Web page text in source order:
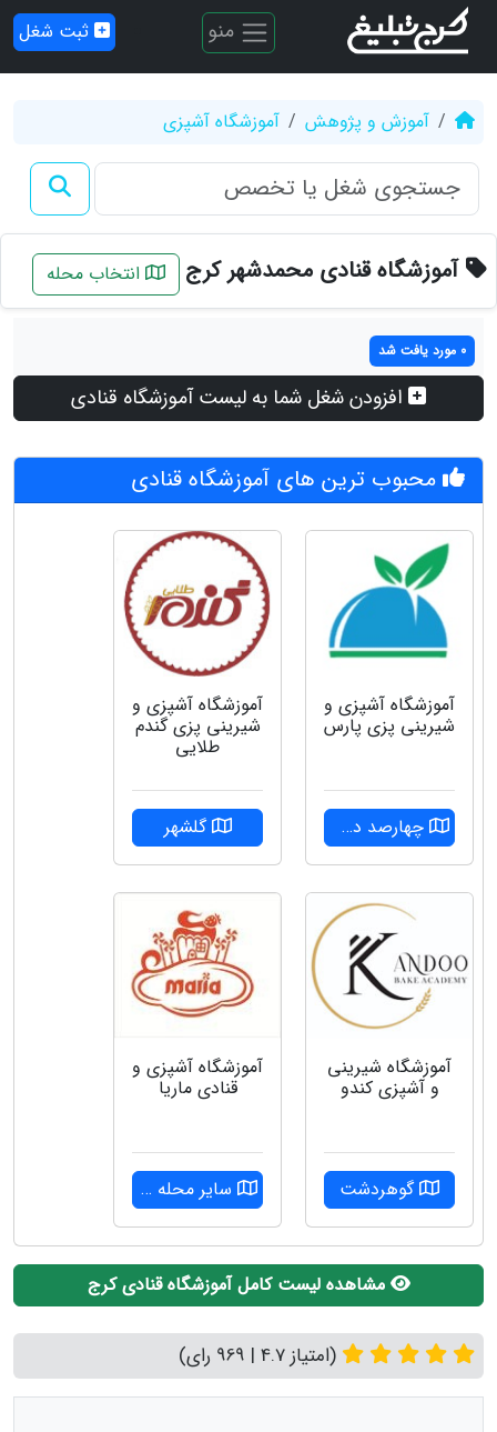
منو ثبت شغل
آموزش و پژوهش آموزشگاه آشپزی
آموزشگاه قنادی محمدشهر کرج انتخاب محله
0 مورد یافت شد
افزودن شغل شما به لیست آموزشگاه قنادی
محبوب ترین های آموزشگاه قنادی
آموزشگاه آشپزی و
شیرینی پزی پارس
چهارصد دستگاه
آموزشگاه آشپزی و
شیرینی پزی گندم
طلایی
گلشهر
آموزشگاه شیرینی
و آشپزی کندو
گوهردشت
آموزشگاه آشپزی و
قنادی ماریا
سایر محله ها
مشاهده لیست کامل آموزشگاه قنادی کرج
(امتیاز 4.7 | 969 رای)